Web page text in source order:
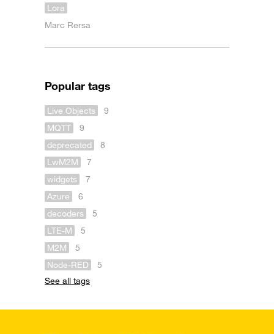
Lora
Marc Rersa
Popular tags
Live Objects
9
MQTT
9
deprecated
8
LwM2M
7
widgets
7
Azure
6
decoders
5
LTE-M
5
M2M
5
Node-RED
5
See all tags